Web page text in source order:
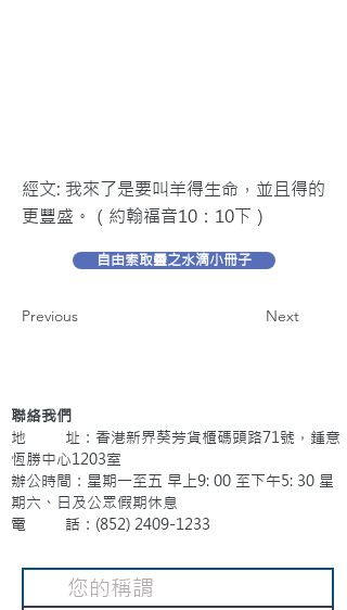
經文: 我來了是要叫羊得生命，並且得的
更豐盛。（約翰福音10：10下）
自由索取靈之水滴小冊子
Previous Next
聯絡我們
地 址：香港新界葵芳貨櫃碼頭路71號，鍾意
恆勝中心1203室
辦公時間：星期一至五 早上9: 00 至下午5: 30 星
期六、日及公眾假期休息
電 話：(852) 2409-1233